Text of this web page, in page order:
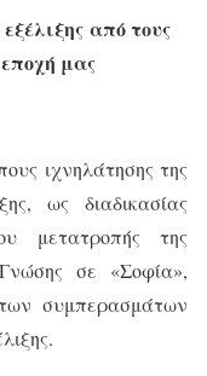
από τους
μας
ιχνηλάτησης της
ως διαδικασίας
μετατροπής της
σε «Σοφία»,
συμπερασμάτων